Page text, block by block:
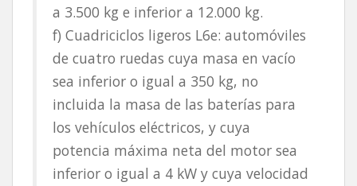
a 3.500 kg e inferior a 12.000 kg.
f) Cuadriciclos ligeros L6e: automóviles
de cuatro ruedas cuya masa en vacío
sea inferior o igual a 350 kg, no
incluida la masa de las baterías para
los vehículos eléctricos, y cuya
potencia máxima neta del motor sea
inferior o igual a 4 kW y cuya velocidad